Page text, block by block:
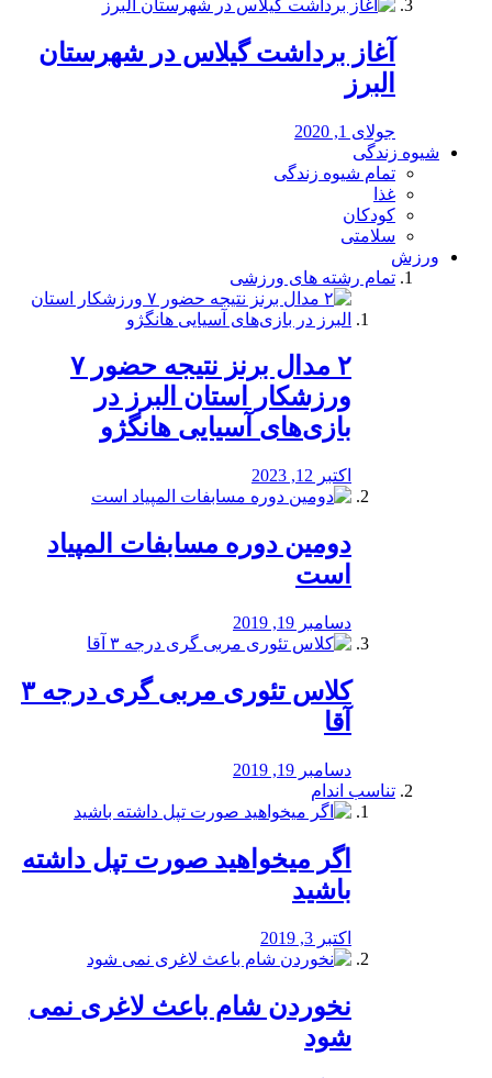
آغاز برداشت گیلاس در شهرستان
البرز
جولای 1, 2020
شیوه زندگی
تمام شیوه زندگی
غذا
کودکان
سلامتی
ورزش
تمام رشته های ورزشی
۲ مدال برنز نتیجه حضور ۷
ورزشکار استان البرز در
بازی‌های آسیایی هانگژو
اکتبر 12, 2023
دومین دوره مسابفات المپیاد
است
دسامبر 19, 2019
کلاس تئوری مربی گری درجه ۳
آقا
دسامبر 19, 2019
تناسب اندام
اگر میخواهید صورت تپل داشته
باشید
اکتبر 3, 2019
نخوردن شام باعث لاغری نمی
‌شود